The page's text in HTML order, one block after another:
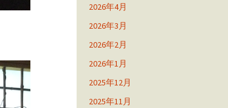
2026年4月
2026年3月
2026年2月
2026年1月
2025年12月
2025年11月